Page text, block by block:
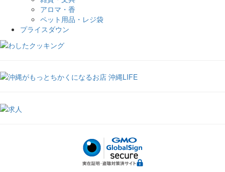
アロマ・香
ペット用品・レジ袋
プライスダウン